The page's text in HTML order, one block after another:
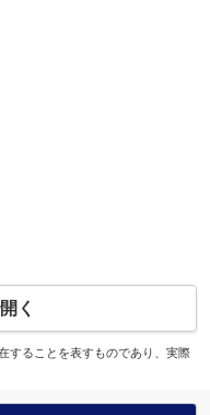
く
することを表すものであり、実際